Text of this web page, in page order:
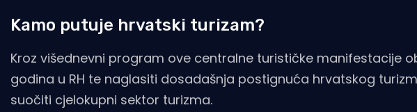
Kamo putuje hrvatski turizam?
Kroz višednevni program ove centralne turističke manifestacije
godina u RH te naglasiti dosadašnja postignuća hrvatskog
suočiti cjelokupni sektor turizma.